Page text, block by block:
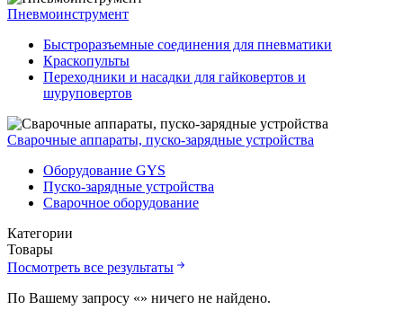
Пневмоинструмент
Быстроразъемные соединения для пневматики
Краскопульты
Переходники и насадки для гайковертов и
шуруповертов
Сварочные аппараты, пуско-зарядные устройства
Оборудование GYS
Пуско-зарядные устройства
Сварочное оборудование
Категории
Товары
Посмотреть все результаты
По Вашему запросу «» ничего не найдено.